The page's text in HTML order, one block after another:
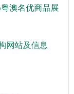
澳名优商品展
网站及信息